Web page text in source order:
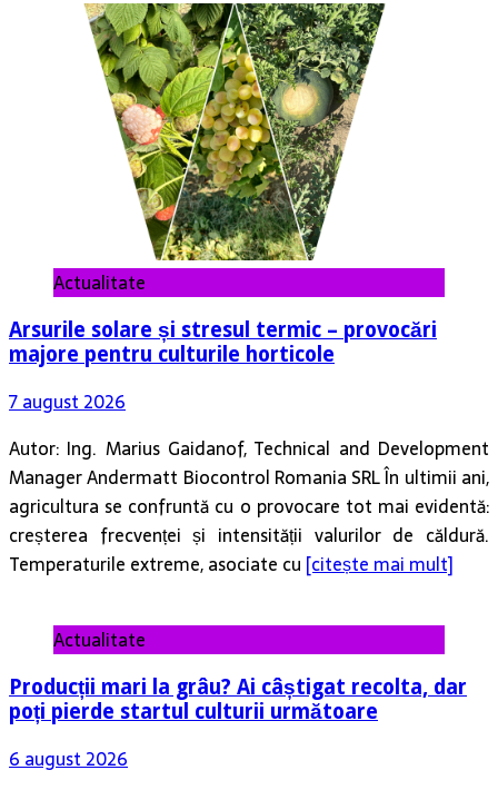
Actualitate
Arsurile solare și stresul termic – provocări
majore pentru culturile horticole
7 august 2026
Autor: Ing. Marius Gaidanof, Technical and Development
Manager Andermatt Biocontrol Romania SRL În ultimii ani,
agricultura se confruntă cu o provocare tot mai evidentă:
creșterea frecvenței și intensității valurilor de căldură.
Temperaturile extreme, asociate cu [citește mai mult]
Actualitate
Producții mari la grâu? Ai câștigat recolta, dar
poți pierde startul culturii următoare
6 august 2026